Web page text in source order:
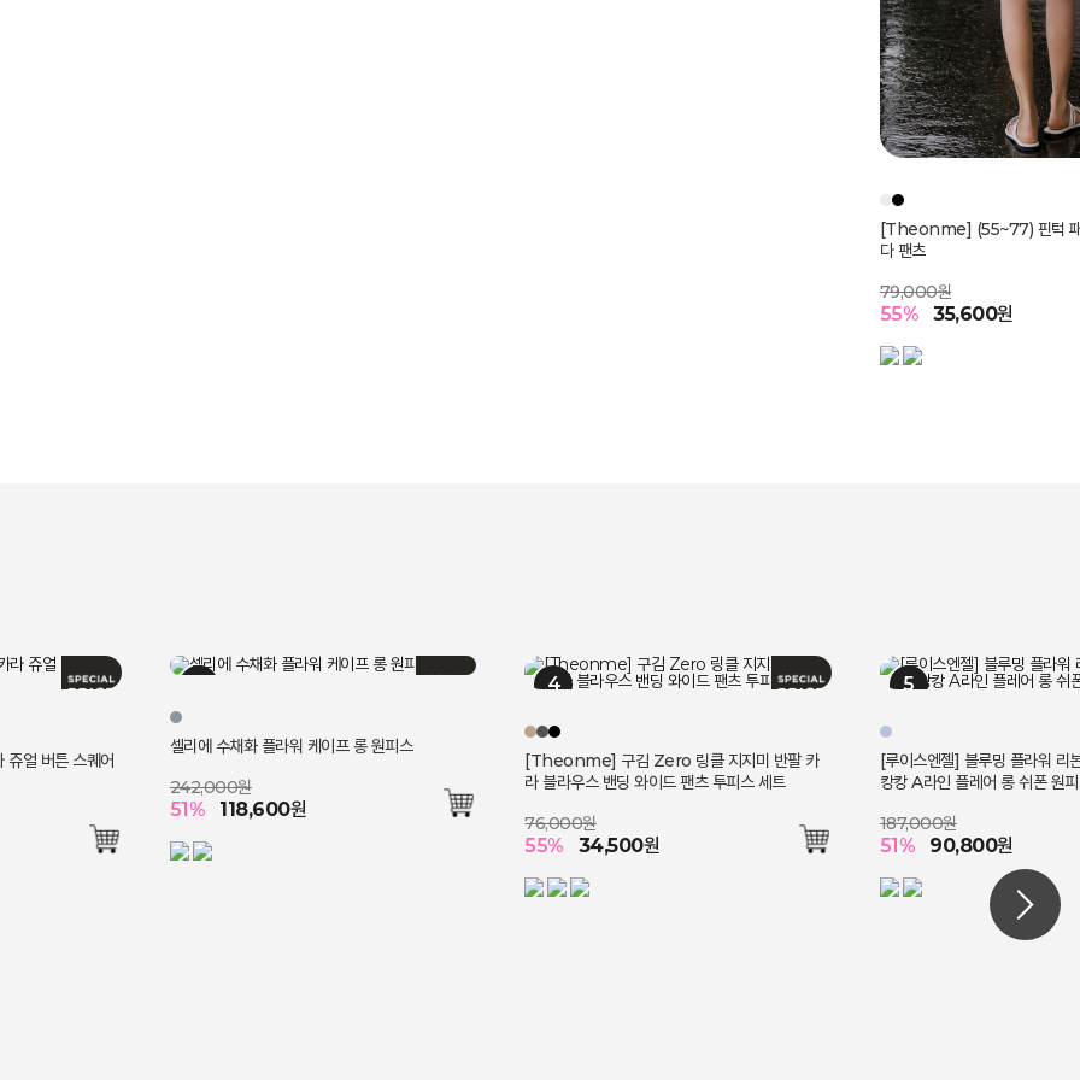
[Theonme] (55~77) 핀턱 패
다 팬츠
79,000원
55% 35,600원
플리츠 쉬폰 미디 플레어 밴딩
72,000원
54% 33,000원
쥬얼 버튼 스퀘어
셀리에 수채화 플라워 케이프 롱 원피스
242,000원
51% 118,600원
[Theonme] 구김 Zero 링클 지지미 반팔 카
라 블라우스 밴딩 와이드 팬츠 투피스 세트
76,000원
55% 34,500원
[루이스엔젤] 블루밍 플라워 리
캉캉 A라인 플레어 롱 쉬폰 원
187,000원
51% 90,800원